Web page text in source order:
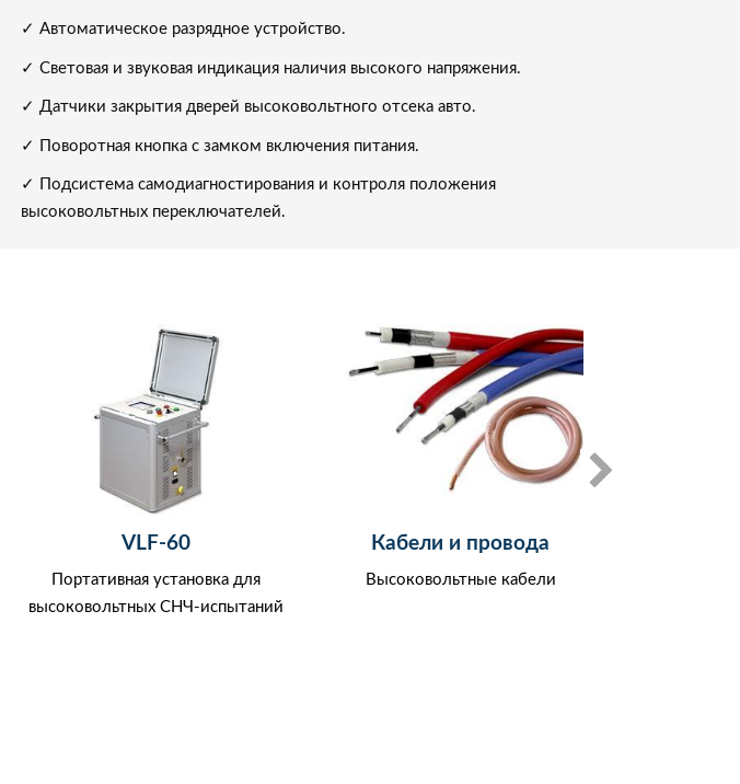
✓ Автоматическое разрядное устройство.
✓ Световая и звуковая индикация наличия высокого напряжения.
✓ Датчики закрытия дверей высоковольтного отсека авто.
✓ Поворотная кнопка с замком включения питания.
✓ Подсистема самодиагностирования и контроля положения
высоковольтных переключателей.
VLF-60
Портативная установка для
высоковольтных СНЧ-испытаний
Кабели и провода
Высоковольтные кабели